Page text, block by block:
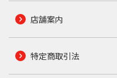
店舗案内
特定商取引法